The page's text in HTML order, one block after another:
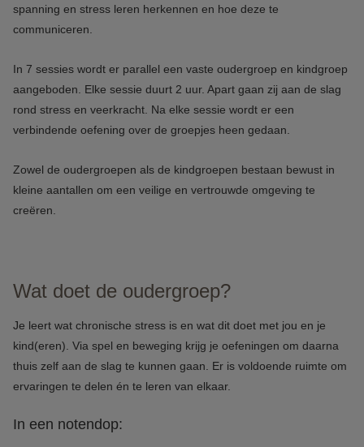
spanning en stress leren herkennen en hoe deze te
communiceren.
In 7 sessies wordt er parallel een vaste oudergroep en kindgroep
aangeboden. Elke sessie duurt 2 uur. Apart gaan zij aan de slag
rond stress en veerkracht. Na elke sessie wordt er een
verbindende oefening over de groepjes heen gedaan.
Zowel de oudergroepen als de kindgroepen bestaan bewust in
kleine aantallen om een veilige en vertrouwde omgeving te
creëren.
Wat doet de oudergroep?
Je leert wat chronische stress is en wat dit doet met jou en je
kind(eren). Via spel en beweging krijg je oefeningen om daarna
thuis zelf aan de slag te kunnen gaan. Er is voldoende ruimte om
ervaringen te delen én te leren van elkaar.
In een notendop: